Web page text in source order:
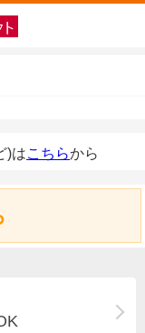
)はこちらから